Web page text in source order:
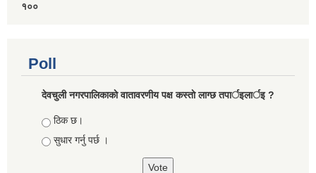
१००
Poll
देवचुली नगरपालिकाकाे वातावरणीय पक्ष कस्ताे लाग्छ तपार्इलार्इ ?
Choices
ठिक छ।
सुधार गर्नु पर्छ ।